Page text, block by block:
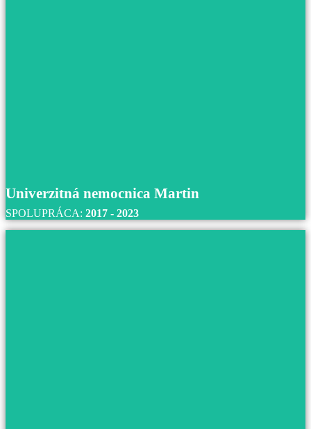
Univerzitná nemocnica Martin
SPOLUPRÁCA: 2017 - 2023